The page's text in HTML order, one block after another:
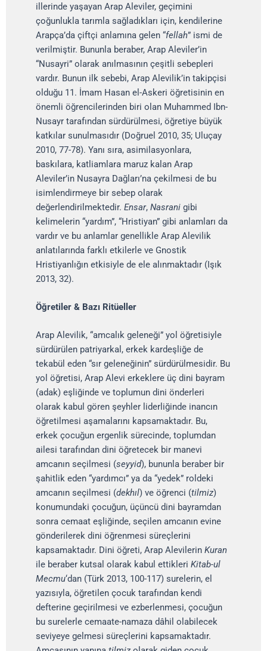
illerinde yaşayan Arap Aleviler, geçimini
çoğunlukla tarımla sağladıkları için, kendilerine
Arapça’da çiftçi anlamına gelen “fellah” ismi de
verilmiştir. Bununla beraber, Arap Aleviler’in
“Nusayri” olarak anılmasının çeşitli sebepleri
vardır. Bunun ilk sebebi, Arap Alevilik’in takipçisi
olduğu 11. İmam Hasan el-Askeri öğretisinin en
önemli öğrencilerinden biri olan Muhammed Ibn-
Nusayr tarafından sürdürülmesi, öğretiye büyük
katkılar sunulmasıdır (Doğruel 2010, 35; Uluçay
2010, 77-78). Yanı sıra, asimilasyonlara,
baskılara, katliamlara maruz kalan Arap
Aleviler’in Nusayra Dağları’na çekilmesi de bu
isimlendirmeye bir sebep olarak
değerlendirilmektedir. Ensar, Nasrani gibi
kelimelerin “yardım”, “Hristiyan” gibi anlamları da
vardır ve bu anlamlar genellikle Arap Alevilik
anlatılarında farklı etkilerle ve Gnostik
Hristiyanlığın etkisiyle de ele alınmaktadır (Işık
2013, 32).
Öğretiler & Bazı Ritüeller
Arap Alevilik, “amcalık geleneği” yol öğretisiyle
sürdürülen patriyarkal, erkek kardeşliğe de
tekabül eden “sır geleneğinin” sürdürülmesidir. Bu
yol öğretisi, Arap Alevi erkeklere üç dini bayram
(adak) eşliğinde ve toplumun dini önderleri
olarak kabul gören şeyhler liderliğinde inancın
öğretilmesi aşamalarını kapsamaktadır. Bu,
erkek çocuğun ergenlik sürecinde, toplumdan
ailesi tarafından dini öğretecek bir manevi
amcanın seçilmesi (seyyid), bununla beraber bir
şahitlik eden “yardımcı” ya da “yedek” roldeki
amcanın seçilmesi (dekhıl) ve öğrenci (tilmiz)
konumundaki çocuğun, üçüncü dini bayramdan
sonra cemaat eşliğinde, seçilen amcanın evine
gönderilerek dini öğrenmesi süreçlerini
kapsamaktadır. Dini öğreti, Arap Alevilerin Kuran
ile beraber kutsal olarak kabul ettikleri Kitab-ul
Mecmu‘dan (Türk 2013, 100-117) surelerin, el
yazısıyla, öğretilen çocuk tarafından kendi
defterine geçirilmesi ve ezberlenmesi, çocuğun
bu surelerle cemaate-namaza dâhil olabilecek
seviyeye gelmesi süreçlerini kapsamaktadır.